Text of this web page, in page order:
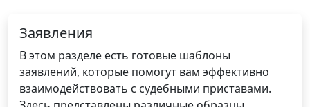
Заявления
В этом разделе есть готовые шаблоны
заявлений, которые помогут вам эффективно
взаимодействовать с судебными приставами.